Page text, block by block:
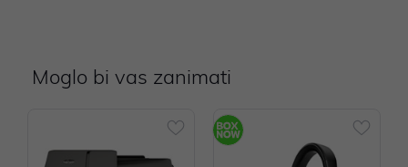
Moglo bi vas zanimati